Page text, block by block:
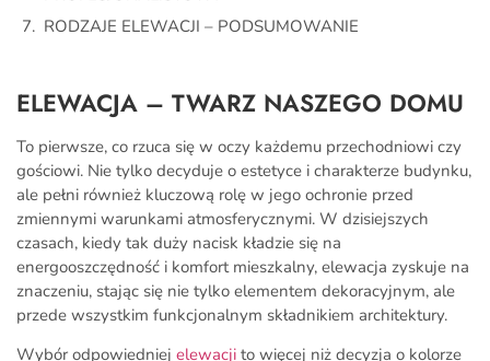
RODZAJE ELEWACJI – PODSUMOWANIE
ELEWACJA – TWARZ NASZEGO DOMU
To pierwsze, co rzuca się w oczy każdemu przechodniowi czy
gościowi. Nie tylko decyduje o estetyce i charakterze budynku,
ale pełni również kluczową rolę w jego ochronie przed
zmiennymi warunkami atmosferycznymi. W dzisiejszych
czasach, kiedy tak duży nacisk kładzie się na
energooszczędność i komfort mieszkalny, elewacja zyskuje na
znaczeniu, stając się nie tylko elementem dekoracyjnym, ale
przede wszystkim funkcjonalnym składnikiem architektury.
Wybór odpowiedniej elewacji to więcej niż decyzja o kolorze